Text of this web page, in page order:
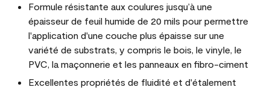
Formule résistante aux coulures jusqu’à une
épaisseur de feuil humide de 20 mils pour permettre
l'application d'une couche plus épaisse sur une
variété de substrats, y compris le bois, le vinyle, le
PVC, la maçonnerie et les panneaux en fibro-ciment
Excellentes propriétés de fluidité et d'étalement